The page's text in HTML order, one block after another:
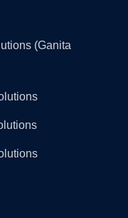
(Ganita